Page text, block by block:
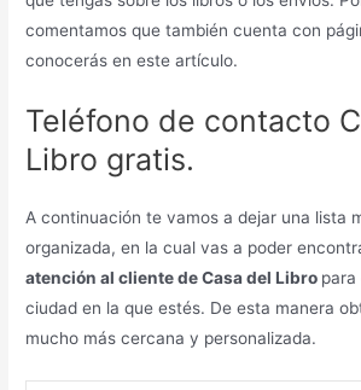
comentamos que también cuenta con
conocerás en este artículo.
Teléfono de contacto
Libro gratis.
A continuación te vamos a dejar una lista
organizada, en la cual vas a poder
atención al cliente de Casa del Libro para
ciudad en la que estés. De esta manera
mucho más cercana y personalizada.